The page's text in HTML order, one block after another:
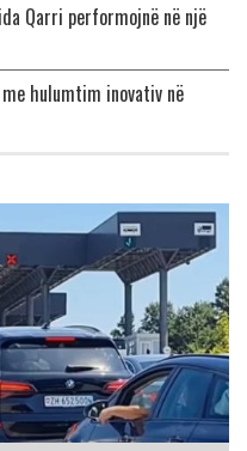
Qarri performojnë në një
hulumtim inovativ në